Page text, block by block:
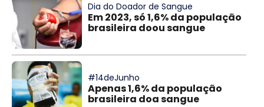
Dia do Doador de Sangue
Em 2023, só 1,6% da população
brasileira doou sangue
#14deJunho
Apenas 1,6% da população
brasileira doa sangue